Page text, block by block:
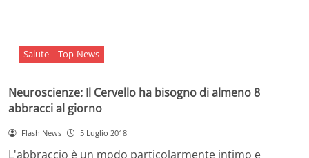
Salute Top-News
Neuroscienze: Il Cervello ha bisogno di almeno 8
abbracci al giorno
Flash News 5 Luglio 2018
L'abbraccio è un modo particolarmente intimo e